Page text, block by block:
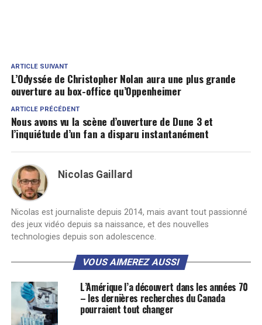
ARTICLE SUIVANT
L’Odyssée de Christopher Nolan aura une plus grande
ouverture au box-office qu’Oppenheimer
ARTICLE PRÉCÉDENT
Nous avons vu la scène d’ouverture de Dune 3 et
l’inquiétude d’un fan a disparu instantanément
Nicolas Gaillard
Nicolas est journaliste depuis 2014, mais avant tout passionné
des jeux vidéo depuis sa naissance, et des nouvelles
technologies depuis son adolescence.
VOUS AIMEREZ AUSSI
L’Amérique l’a découvert dans les années 70
– les dernières recherches du Canada
pourraient tout changer